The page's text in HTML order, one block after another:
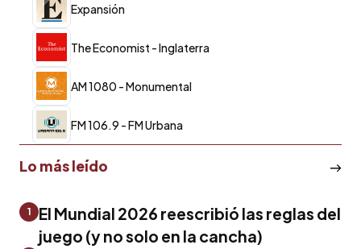
Expansión
The Economist - Inglaterra
AM 1080 - Monumental
FM 106.9 - FM Urbana
Lo más leído
1
El Mundial 2026 reescribió las reglas del
juego (y no solo en la cancha)